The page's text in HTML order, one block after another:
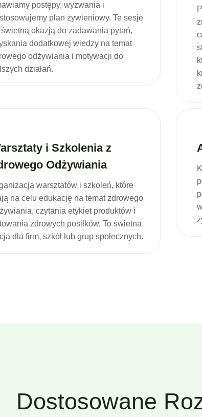
postępy, wyzwania i
plan żywieniowy. Te sesje
okazją do zadawania pytań,
dodatkowej wiedzy na temat
odżywiania i motywacji do
działań.
i Szkolenia z
Odżywiania
warsztatów i szkoleń, które
na celu edukację na temat zdrowego
czytania etykiet produktów i
zdrowych posiłków. To świetna
dla firm, szkół lub grup społecznych.
Dostosowane